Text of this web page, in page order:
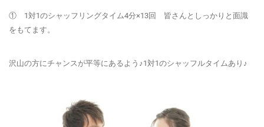
① 1対1のシャッフリングタイム4分×13回 皆さんとしっかりと面識
をもてます。
沢山の方にチャンスが平等にあるよう♪1対1のシャッフルタイムあり♪